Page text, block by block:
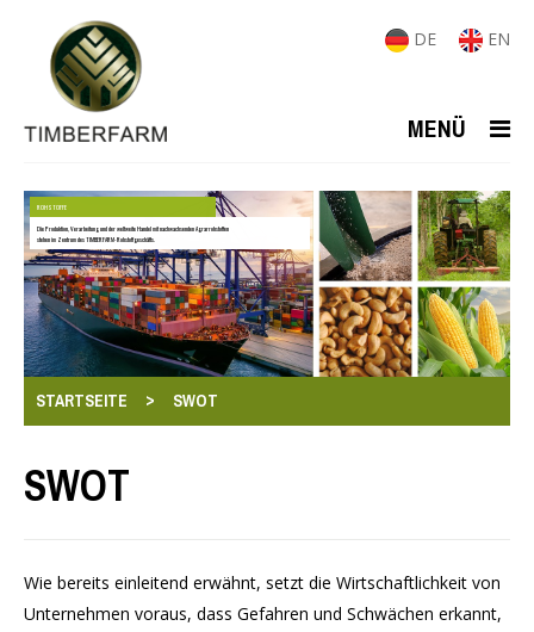
DE EN
MENÜ
ROHSTOFFE
Die Produktion, Verarbeitung und der weltweite Handel mit nachwachsenden Agrarrohstoffen
stehen im Zentrum des TIMBERFARM-Rohstoffgeschäfts.
STARTSEITE > SWOT
SWOT
Wie bereits einleitend erwähnt, setzt die Wirtschaftlichkeit von
Unternehmen voraus, dass Gefahren und Schwächen erkannt,